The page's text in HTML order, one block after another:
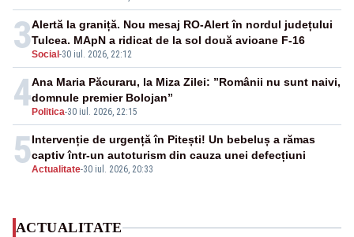
3Social -30 iul. 2026, 22:12
Alertă la graniță. Nou mesaj RO-Alert în nordul județului
Tulcea. MApN a ridicat de la sol două avioane F-16
4 Politica-30 iul. 2026, 22:15
Ana Maria Păcuraru, la Miza Zilei: ”Românii nu sunt naivi,
domnule premier Bolojan”
5Actualitate-30 iul. 2026, 20:33
Intervenție de urgență în Pitești! Un bebeluș a rămas
captiv într-un autoturism din cauza unei defecțiuni
ACTUALITATE